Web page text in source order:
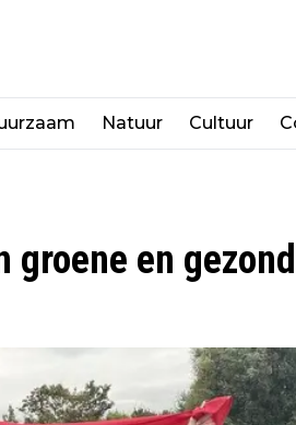
Natuur Cultuur
groene en